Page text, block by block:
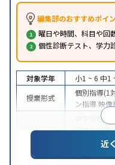
編集部のおすすめポイ
曜日や時間、科目や回
個性診断テスト、学力
対象学年 小1 ~ 6 中1
授業形式
個別指導(1
ン指導 映像
中学受験
テスト対策
(旧AO)対策
近